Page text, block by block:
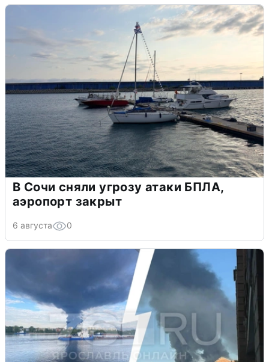
В Сочи сняли угрозу атаки БПЛА,
аэропорт закрыт
6 августа 0